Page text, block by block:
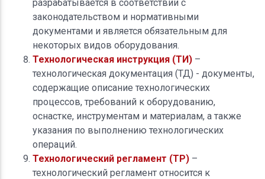
разрабатывается в соответствии с
законодательством и нормативными
документами и является обязательным для
некоторых видов оборудования.
Технологическая инструкция (ТИ) –
технологическая документация (ТД) - документы,
содержащие описание технологических
процессов, требований к оборудованию,
оснастке, инструментам и материалам, а также
указания по выполнению технологических
операций.
Технологический регламент (ТР) –
технологический регламент относится к